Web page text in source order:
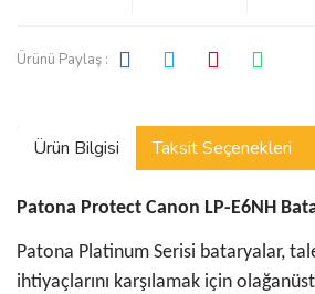
Ürünü Paylaş :
Ürün Bilgisi Taksit Seçenekleri
Patona Protect Canon LP-E6NH
Patona Platinum Serisi bataryalar,
ihtiyaçlarını karşılamak için